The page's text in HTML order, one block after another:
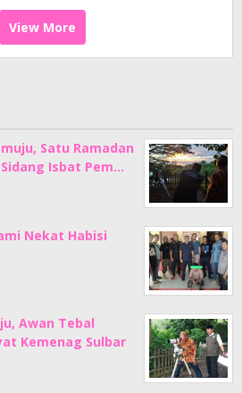
View More
Satu Ramadan
Isbat Pem…
Nekat Habisi
Awan Tebal
Kemenag Sulbar